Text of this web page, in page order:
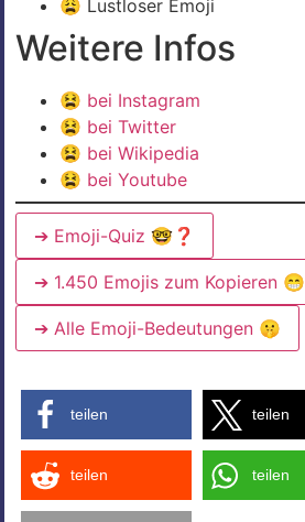
😩 Lustloser Emoji
Weitere Infos
😫 bei Instagram
😫 bei Twitter
😫 bei Wikipedia
😫 bei Youtube
➔ Emoji-Quiz 🤓❓
➔ 1.450 Emojis zum Kopieren 😁
➔ Alle Emoji-Bedeutungen 🤫
teilen teilen
teilen teilen